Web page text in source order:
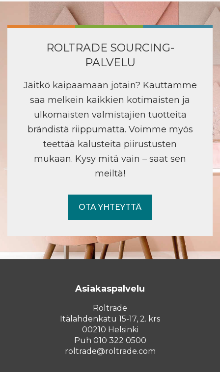
ROLTRADE SOURCING-
PALVELU
Jäitkö kaipaamaan jotain? Kauttamme
saa melkein kaikkien kotimaisten ja
ulkomaisten valmistajien tuotteita
brändistä riippumatta. Voimme myös
teettää kalusteita piirustusten
mukaan. Kysy mitä vain – saat sen
meiltä!
OTA YHTEYTTÄ
Asiakaspalvelu
Roltrade
Itälahdenkatu 15-17, 2. krs
00210 Helsinki
Puh 010 322 0500
roltrade@roltrade.com